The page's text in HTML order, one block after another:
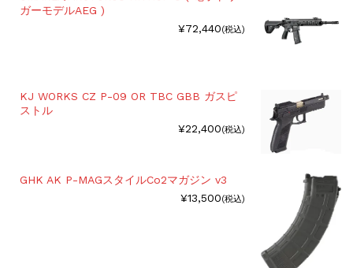
ガーモデルAEG )
¥72,440(税込)
KJ WORKS CZ P-09 OR TBC GBB ガスピ
ストル
¥22,400(税込)
GHK AK P-MAGスタイルCo2マガジン v3
¥13,500(税込)